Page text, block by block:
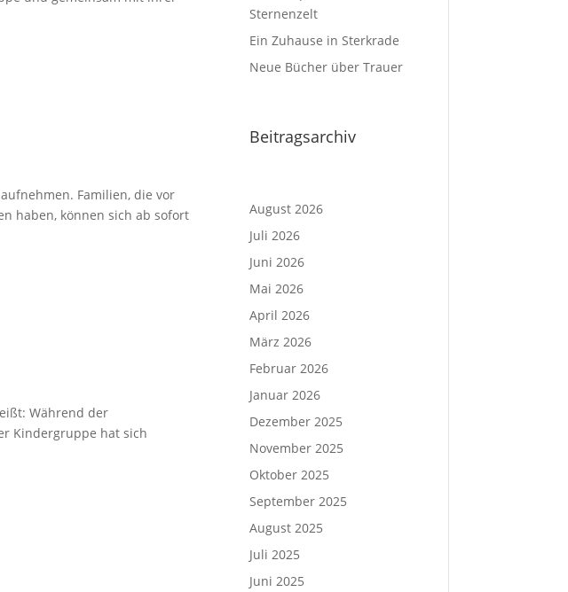
Familien, die vor
haben, können sich ab sofort
Während der
Kindergruppe hat sich
Sternenzelt
Ein Zuhause in Sterkrade
Neue Bücher über Trauer
Beitragsarchiv
August 2026
Juli 2026
Juni 2026
Mai 2026
April 2026
März 2026
Februar 2026
Januar 2026
Dezember 2025
November 2025
Oktober 2025
September 2025
August 2025
Juli 2025
Juni 2025